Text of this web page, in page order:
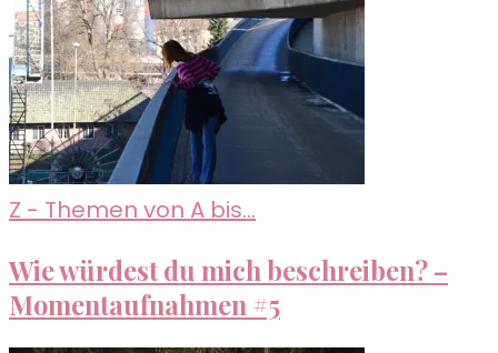
Z - Themen von A bis...
Wie würdest du mich beschreiben? –
Momentaufnahmen #5